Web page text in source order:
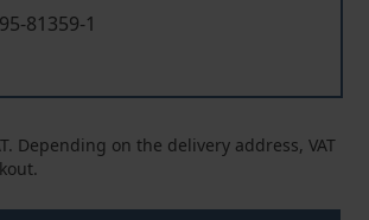
81359-1
Depending on the delivery address, VAT